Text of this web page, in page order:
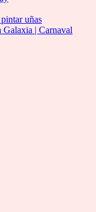
uñas
Galaxia | Carnaval